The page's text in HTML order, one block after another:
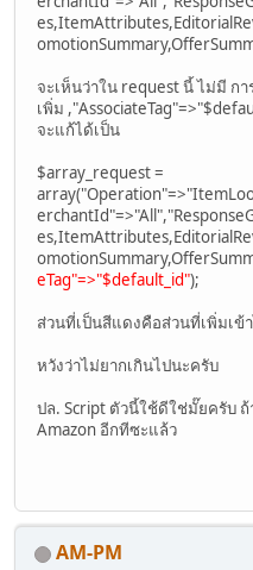
จะเห็นว่าใน request นี้ ไม่มี กา
เพิ่ม
จะแก้ได้เป็น
$array_request =
eTag"=>"$default_id");
ส่วนที่เป็นสีแดงคือส่วนที่เพิ่มเข้
หวังว่าไม่ยากเกินไปนะครับ
ปล. Script ตัวนี้ใช้ดีใช่มั๊ยครับ
Amazon อีกทีซะแล้ว
AM-PM